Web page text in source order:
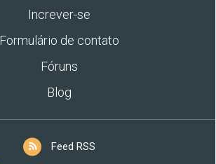
Increver-se
Formulário de contato
Fóruns
Blog
Feed RSS